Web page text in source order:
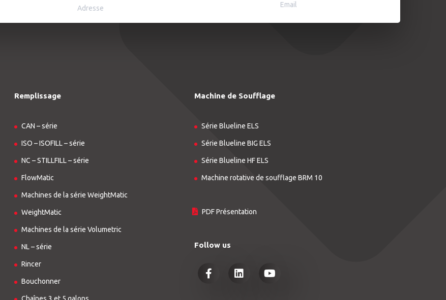
Adresse Email
Remplissage
CAN – série
ISO – ISOFILL – série
NC – STILLFILL – série
FlowMatic
Machines de la série WeightMatic
WeightMatic
Machines de la série Volumetric
NL – série
Rincer
Bouchonner
Machine de Soufflage
Série Blueline ELS
Série Blueline BIG ELS
Série Blueline HF ELS
Machine rotative de soufflage BRM 10
PDF Présentation
Follow us